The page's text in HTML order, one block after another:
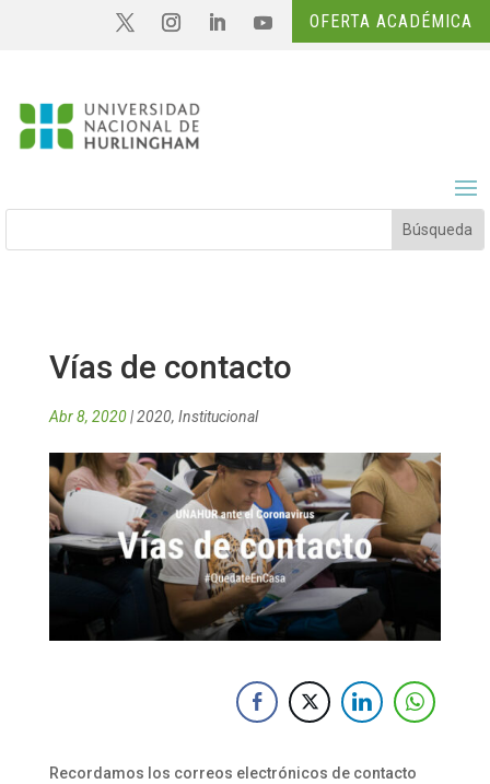
OFERTA ACADÉMICA
Vías de contacto
Abr 8, 2020|2020, Institucional
Recordamos los correos electrónicos de contacto